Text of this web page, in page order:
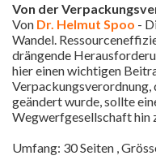
Von der
Von Dr. Helmut Spoo -
Wandel.
drängende
hier einen wichtigen
geändert wurde, sollte
Wegwerfgesellschaft hin
Umfang: 30 Seiten ,